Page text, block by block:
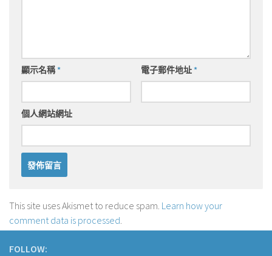
顯示名稱* 電子郵件地址*
個人網站網址
This site uses Akismet to reduce spam. Learn how your
comment data is processed.
FOLLOW: